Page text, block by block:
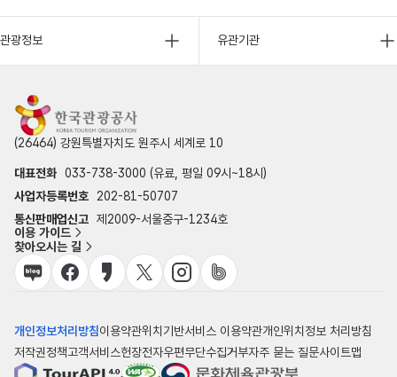
관광정보 유관기관
(26464) 강원특별자치도 원주시 세계로 10
대표전화 033-738-3000 (유료, 평일 09시~18시)
사업자등록번호
202-81-50707
통신판매업신고 제2009-서울중구-1234호
이용 가이드
찾아오시는 길
개인정보처리방침이용약관위치기반서비스 이용약관개인위치정보 처리방침
저작권정책고객서비스헌장전자우편무단수집거부자주 묻는 질문사이트맵